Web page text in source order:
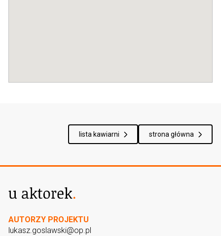
lista kawiarni strona główna
AUTORZY PROJEKTU
lukasz.goslawski@op.pl